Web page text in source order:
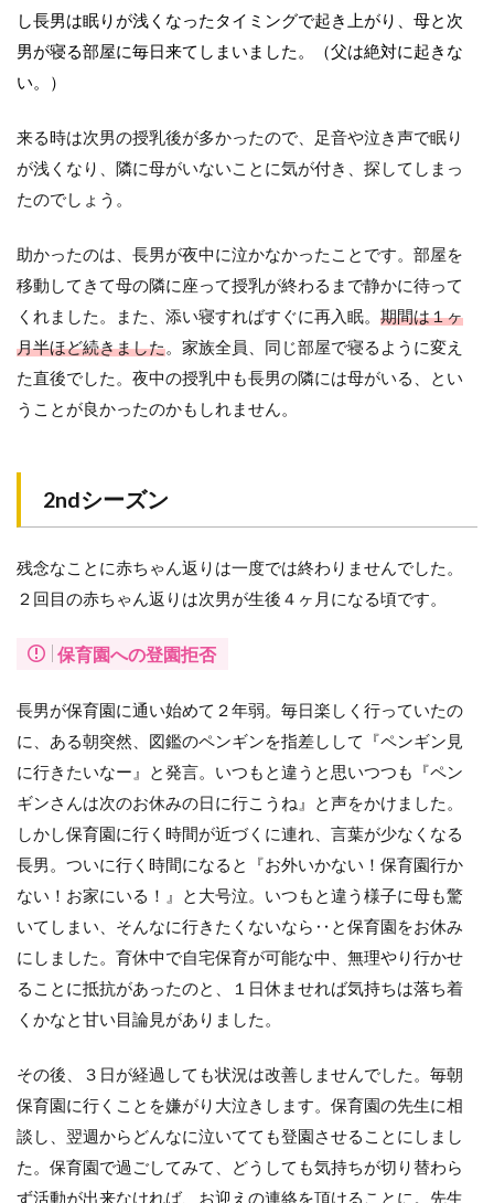
し長男は眠りが浅くなったタイミングで起き上がり、母と次
男が寝る部屋に毎日来てしまいました。（父は絶対に起きな
い。）
来る時は次男の授乳後が多かったので、足音や泣き声で眠り
が浅くなり、隣に母がいないことに気が付き、探してしまっ
たのでしょう。
助かったのは、長男が夜中に泣かなかったことです。部屋を
移動してきて母の隣に座って授乳が終わるまで静かに待って
くれました。また、添い寝すればすぐに再入眠。 期間は１ヶ
月半ほど続きました。家族全員、同じ部屋で寝るように変え
た直後でした。夜中の授乳中も長男の隣には母がいる、とい
うことが良かったのかもしれません。
2ndシーズン
残念なことに赤ちゃん返りは一度では終わりませんでした。
２回目の赤ちゃん返りは次男が生後４ヶ月になる頃です。
保育園への登園拒否
長男が保育園に通い始めて２年弱。毎日楽しく行っていたの
に、ある朝突然、図鑑のペンギンを指差しして『ペンギン見
に行きたいなー』と発言。いつもと違うと思いつつも『ペン
ギンさんは次のお休みの日に行こうね』と声をかけました。
しかし保育園に行く時間が近づくに連れ、言葉が少なくなる
長男。ついに行く時間になると『お外いかない！保育園行か
ない！お家にいる！』と大号泣。いつもと違う様子に母も驚
いてしまい、そんなに行きたくないなら‥と保育園をお休み
にしました。育休中で自宅保育が可能な中、無理やり行かせ
ることに抵抗があったのと、１日休ませれば気持ちは落ち着
くかなと甘い目論見がありました。
その後、３日が経過しても状況は改善しませんでした。毎朝
保育園に行くことを嫌がり大泣きします。保育園の先生に相
談し、翌週からどんなに泣いてても登園させることにしまし
た。保育園で過ごしてみて、どうしても気持ちが切り替わら
ず活動が出来なければ、お迎えの連絡を頂けることに。先生